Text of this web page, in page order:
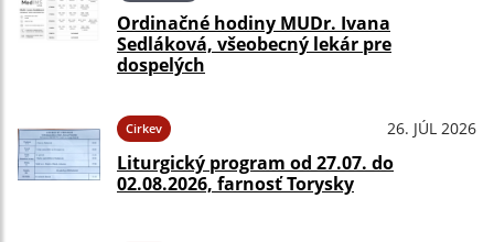
Ordinačné hodiny MUDr. Ivana
Sedláková, všeobecný lekár pre
dospelých
Cirkev 26. JÚL 2026
Liturgický program od 27.07. do
02.08.2026, farnosť Torysky